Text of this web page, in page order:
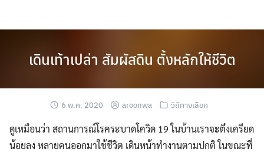
เดินเท้าเปล่า สัมผัสดิน ตั้งหลักให้ชีวิต
6 พ.ค. 2020 aroonwa วิถีทางเลือก
ดูเหมือนว่า สถานการณ์โรคระบาดโควิด 19 ในบ้านเราจะตึงเครียด
น้อยลง หลายคนออกมาใช้ชีวิต เดินหน้าทำงานตามปกติ ในขณะที่